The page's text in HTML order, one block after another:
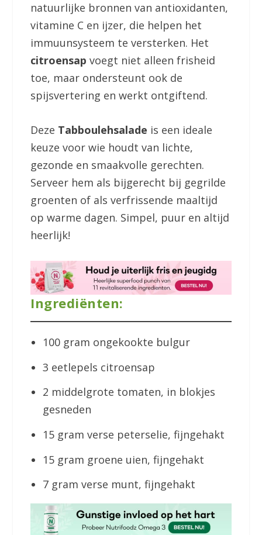
natuurlijke bronnen van antioxidanten,
vitamine C en ijzer, die helpen het
immuunsysteem te versterken. Het
citroensap voegt niet alleen frisheid
toe, maar ondersteunt ook de
spijsvertering en werkt ontgiftend.
Deze Tabboulehsalade is een ideale
keuze voor wie houdt van lichte,
gezonde en smaakvolle gerechten.
Serveer hem als bijgerecht bij gegrilde
groenten of als verfrissende maaltijd
op warme dagen. Simpel, puur en altijd
heerlijk!
Ingrediënten:
100 gram ongekookte bulgur
3 eetlepels citroensap
2 middelgrote tomaten, in blokjes
gesneden
15 gram verse peterselie, fijngehakt
15 gram groene uien, fijngehakt
7 gram verse munt, fijngehakt